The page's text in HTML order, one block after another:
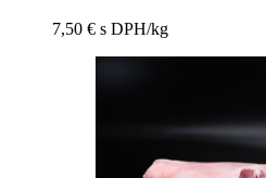
7,50 € s DPH/kg